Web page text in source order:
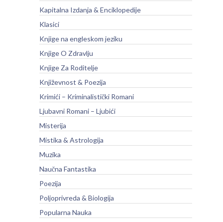
Kapitalna Izdanja & Enciklopedije
Klasici
Knjige na engleskom jeziku
Knjige O Zdravlju
Knjige Za Roditelje
Književnost & Poezija
Krimići – Kriminalistički Romani
Ljubavni Romani – Ljubići
Misterija
Mistika & Astrologija
Muzika
Naučna Fantastika
Poezija
Poljoprivreda & Biologija
Popularna Nauka